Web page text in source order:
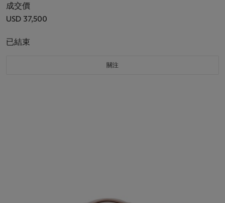
成交價
USD 37,500
已結束
關注